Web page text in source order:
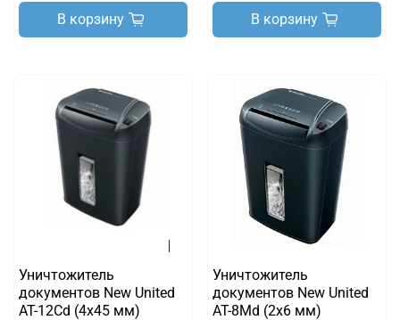
В корзину В корзину
Уничтожитель
документов New United
AT-12Cd (4x45 мм)
Уничтожитель
документов New United
AT-8Md (2x6 мм)